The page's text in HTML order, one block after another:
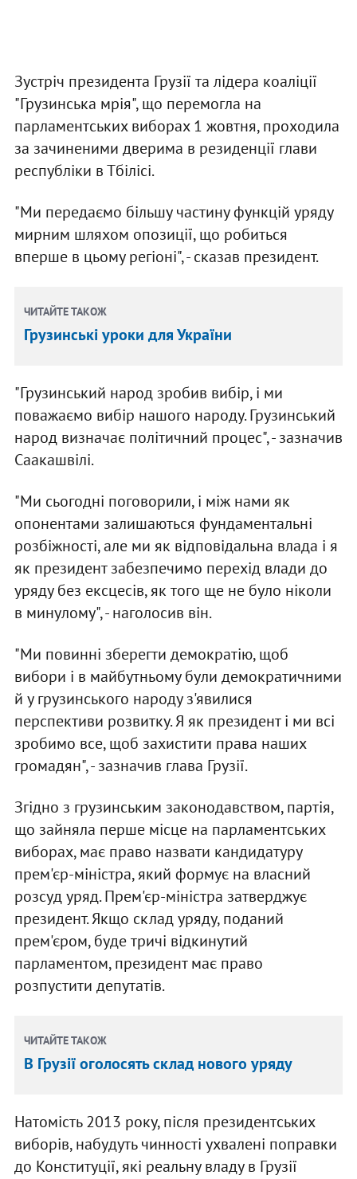
Зустріч президента Грузії та лідера коаліції
"Грузинська мрія", що перемогла на
парламентських виборах 1 жовтня, проходила
за зачиненими дверима в резиденції глави
республіки в Тбілісі.
"Ми передаємо більшу частину функцій уряду
мирним шляхом опозиції, що робиться
вперше в цьому регіоні", - сказав президент.
ЧИТАЙТЕ ТАКОЖ
Грузинські уроки для України
"Грузинський народ зробив вибір, і ми
поважаємо вибір нашого народу. Грузинський
народ визначає політичний процес", - зазначив
Саакашвілі.
"Ми сьогодні поговорили, і між нами як
опонентами залишаються фундаментальні
розбіжності, але ми як відповідальна влада і я
як президент забезпечимо перехід влади до
уряду без ексцесів, як того ще не було ніколи
в минулому", - наголосив він.
"Ми повинні зберегти демократію, щоб
вибори і в майбутньому були демократичними
й у грузинського народу з'явилися
перспективи розвитку. Я як президент і ми всі
зробимо все, щоб захистити права наших
громадян", - зазначив глава Грузії.
Згідно з грузинським законодавством, партія,
що зайняла перше місце на парламентських
виборах, має право назвати кандидатуру
прем'єр-міністра, який формує на власний
розсуд уряд. Прем'єр-міністра затверджує
президент. Якщо склад уряду, поданий
прем'єром, буде тричі відкинутий
парламентом, президент має право
розпустити депутатів.
ЧИТАЙТЕ ТАКОЖ
В Грузії оголосять склад нового уряду
Натомість 2013 року, після президентських
виборів, набудуть чинності ухвалені поправки
до Конституції, які реальну владу в Грузії